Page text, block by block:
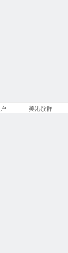
美港股群